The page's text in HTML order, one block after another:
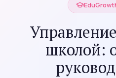
Введите запрос —
академии и
школой: